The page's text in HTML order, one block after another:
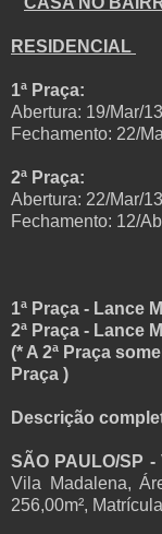
RESIDENCIAL
1ª Praça:
Abertura: 19/Mar/
Fechamento: 22/
2ª Praça:
Abertura: 22/Mar/
Fechamento: 12/
1ª Praça - Lance
2ª Praça - Lance
(* A 2ª Praça
Praça )
Descrição
SÃO PAULO/SP
Vila Madalena,
256,00m²,